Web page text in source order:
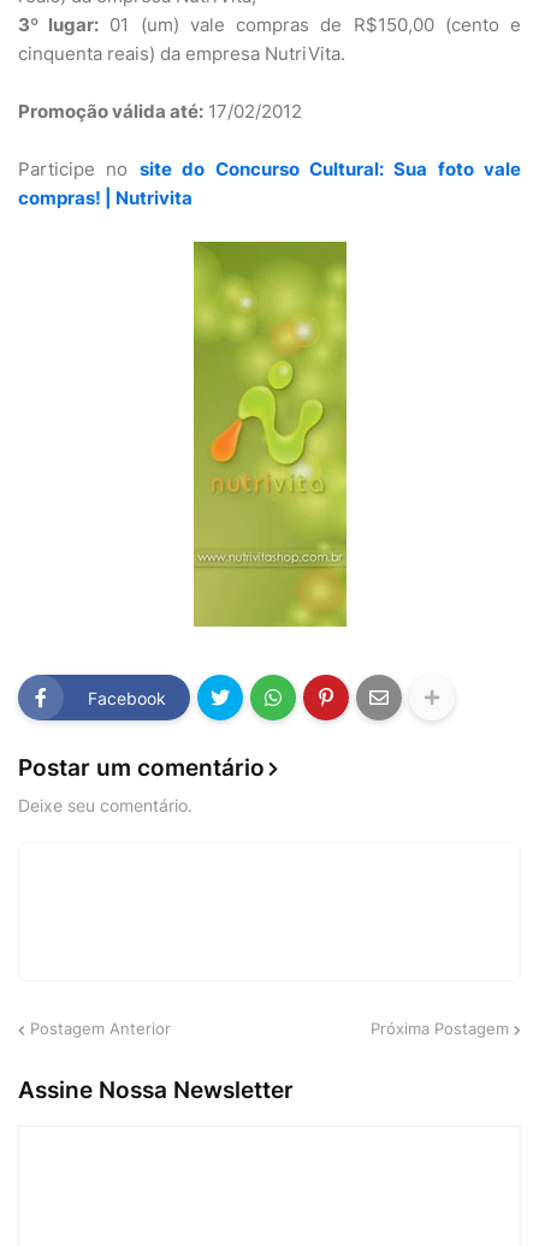
3º lugar: 01 (um) vale compras de R$150,00 (cento e
cinquenta reais) da empresa NutriVita.
Promoção válida até: 17/02/2012
Participe no site do Concurso Cultural: Sua foto vale
compras! | Nutrivita
Facebook
Postar um comentário
Deixe seu comentário.
Postagem Anterior Próxima Postagem
Assine Nossa Newsletter